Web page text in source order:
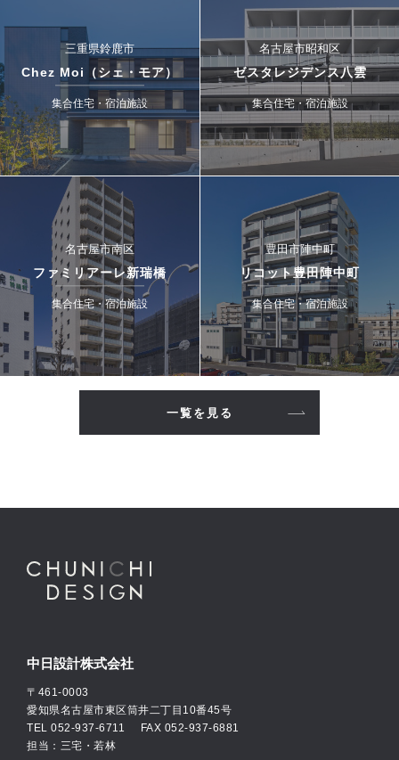
三重県鈴鹿市
Chez Moi（シェ・モア）
集合住宅・宿泊施設
名古屋市昭和区
ゼスタレジデンス八雲
集合住宅・宿泊施設
名古屋市南区
ファミリアーレ新瑞橋
集合住宅・宿泊施設
豊田市陣中町
リコット豊田陣中町
集合住宅・宿泊施設
一覧を見る
中日設計株式会社
〒461-0003
愛知県名古屋市東区筒井二丁目10番45号
TEL 052-937-6711 FAX 052-937-6881
担当：三宅・若林